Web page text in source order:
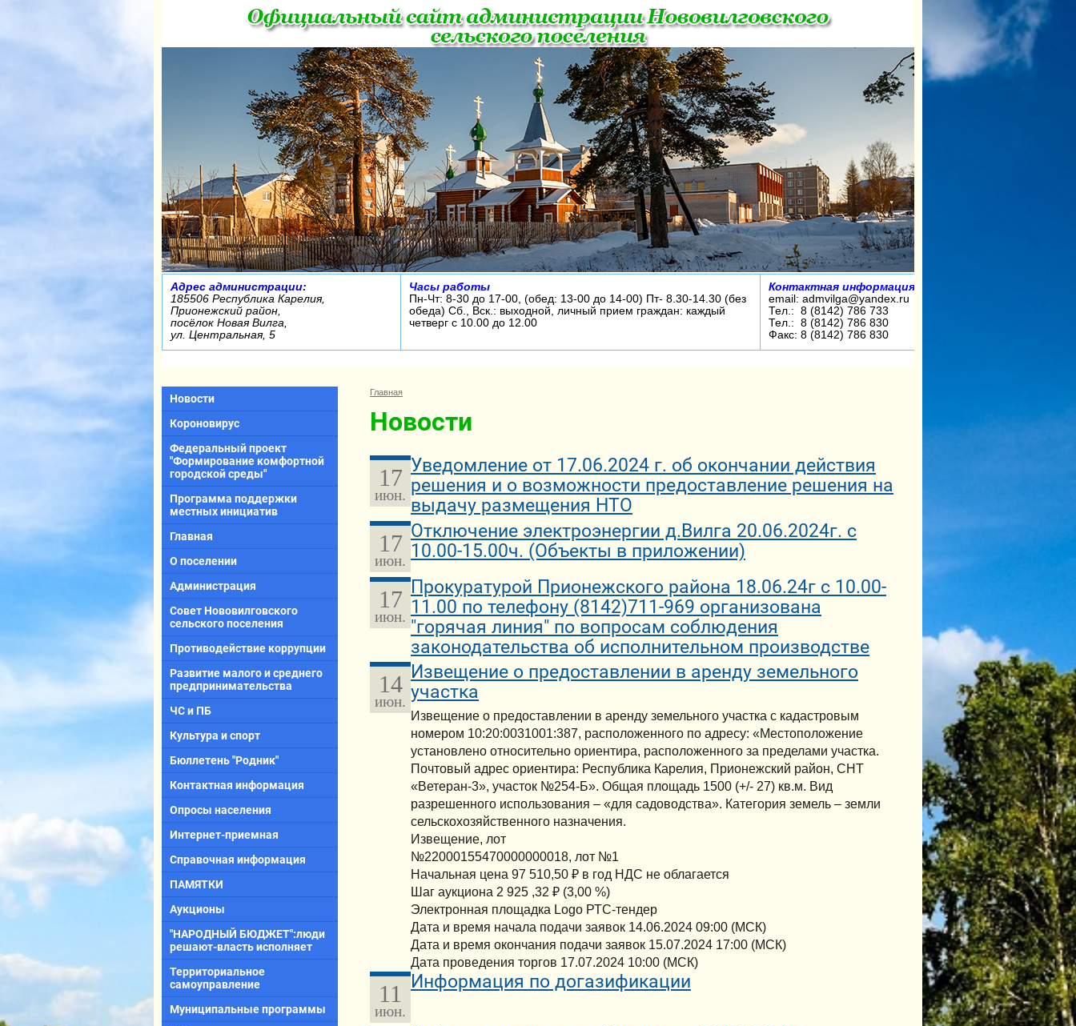
Адрес администрации:
185506 Республика Карелия,
Прионежский район,
посёлок Новая Вилга,
ул. Центральная, 5
Часы работы
Пн-Чт: 8-30 до 17-00, (обед: 13-00 до 14-00) Пт- 8.30-14.30 (без
обеда) Сб., Вск.: выходной, личный прием граждан: каждый
четверг с 10.00 до 12.00
Контактная информация:
email: admvilga@yandex.ru
Тел.: 8 (8142) 786 733
Тел.: 8 (8142) 786 830
Факс: 8 (8142) 786 830
Новости
Короновирус
Федеральный проект
"Формирование комфортной
городской среды"
Программа поддержки
местных инициатив
Главная
О поселении
Администрация
Совет Нововилговского
сельского поселения
Противодействие коррупции
Развитие малого и среднего
предпринимательства
ЧС и ПБ
Культура и спорт
Бюллетень "Родник"
Контактная информация
Опросы населения
Интернет-приемная
Справочная информация
ПАМЯТКИ
Аукционы
"НАРОДНЫЙ БЮДЖЕТ":люди
решают-власть исполняет
Территориальное
самоуправление
Муниципальные программы
Главная
Новости
17
июн.
Уведомление от 17.06.2024 г. об окончании действия
решения и о возможности предоставление решения на
выдачу размещения НТО
17
июн.
Отключение электроэнергии д.Вилга 20.06.2024г. с
10.00-15.00ч. (Объекты в приложении)
17
июн.
Прокуратурой Прионежского района 18.06.24г с 10.00-
11.00 по телефону (8142)711-969 организована
"горячая линия" по вопросам соблюдения
законодательства об исполнительном производстве
14
июн.
Извещение о предоставлении в аренду земельного
участка
Извещение о предоставлении в аренду земельного участка с кадастровым
номером 10:20:0031001:387, расположенного по адресу: «Местоположение
установлено относительно ориентира, расположенного за пределами участка.
Почтовый адрес ориентира: Республика Карелия, Прионежский район, СНТ
«Ветеран-3», участок №254-Б». Общая площадь 1500 (+/- 27) кв.м. Вид
разрешенного использования – «для садоводства». Категория земель – земли
сельскохозяйственного назначения.
Извещение, лот
№22000155470000000018, лот №1
Начальная цена 97 510,50 ₽ в год НДС не облагается
Шаг аукциона 2 925 ,32 ₽ (3,00 %)
Электронная площадка Logo РТС-тендер
Дата и время начала подачи заявок 14.06.2024 09:00 (МСК)
Дата и время окончания подачи заявок 15.07.2024 17:00 (МСК)
Дата проведения торгов 17.07.2024 10:00 (МСК)
11
июн.
Информация по догазификации